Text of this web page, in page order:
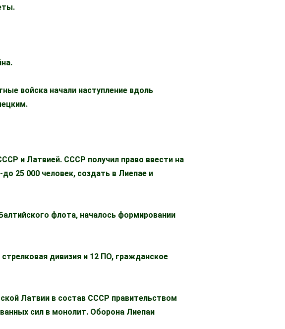
войска начали наступление вдоль
и Латвией. СССР получил право ввести на
25 000 человек, создать в Лиепае и
флота, началось формировании
дивизия и 12 ПО, гражданское
Латвии в состав СССР правительством
сил в монолит. Оборона Лиепаи